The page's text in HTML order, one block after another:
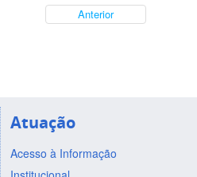
Anterior
Atuação
Acesso à Informação